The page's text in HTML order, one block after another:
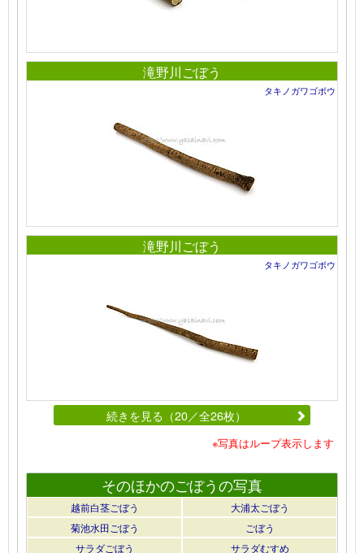
滝野川ごぼう
タキノガワゴボウ
滝野川ごぼう
タキノガワゴボウ
続きを見る（20／全26枚）
※写真はループ表示します
そのほかのごぼうの写真
越前白茎ごぼう
大浦太ごぼう
菊池水田ごぼう
ごぼう
サラダごぼう
サラダむすめ